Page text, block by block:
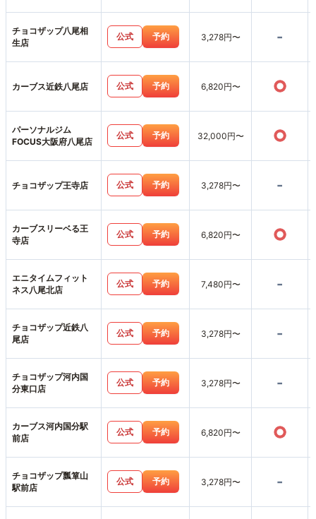
チョコザップ八尾相
生店
公式 予約 3,278円〜 -
カーブス近鉄八尾店 公式 予約 6,820円〜 ○
パーソナルジム
FOCUS大阪府八尾店
公式 予約 32,000円〜 ○
チョコザップ王寺店 公式 予約 3,278円〜 -
カーブスリーベる王
寺店
公式 予約 6,820円〜 ○
エニタイムフィット
ネス八尾北店
公式 予約 7,480円〜 -
チョコザップ近鉄八
尾店
公式 予約 3,278円〜 -
チョコザップ河内国
分東口店
公式 予約 3,278円〜 -
カーブス河内国分駅
前店
公式 予約 6,820円〜 ○
チョコザップ瓢箪山
駅前店
公式 予約 3,278円〜 -